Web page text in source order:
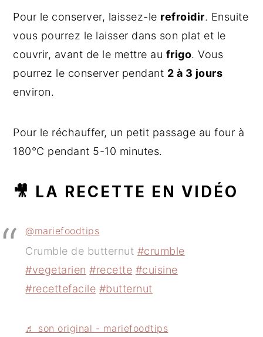
Pour le conserver, laissez-le refroidir. Ensuite
vous pourrez le laisser dans son plat et le
couvrir, avant de le mettre au frigo. Vous
pourrez le conserver pendant 2 à 3 jours
environ.
Pour le réchauffer, un petit passage au four à
180°C pendant 5-10 minutes.
🎥 LA RECETTE EN VIDÉO
@mariefoodtips
Crumble de butternut #crumble
#vegetarien #recette #cuisine
#recettefacile #butternut
♬ son original - mariefoodtips